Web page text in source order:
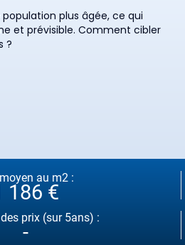
plus âgée, ce qui
et prévisible. Comment cibler
?
au m2 :
186 €
prix (sur 5ans) :
-